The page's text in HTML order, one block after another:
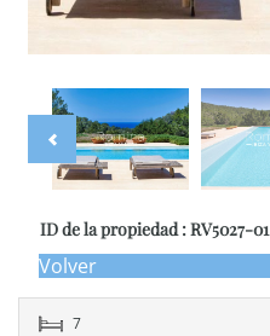
ID de la propiedad : RV5027-01
Volver
7